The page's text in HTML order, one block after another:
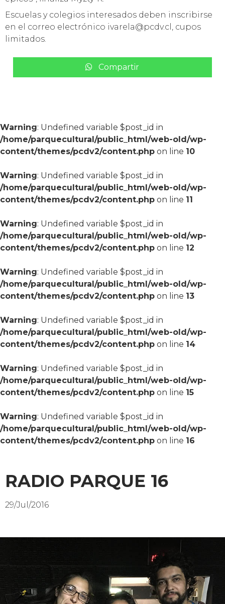
Escuelas y colegios interesados deben inscribirse
en el correo electrónico ivarela@pcdv.cl, cupos
limitados.
Compartir
Warning: Undefined variable $post_id in
/home/parquecultural/public_html/web-old/wp-
content/themes/pcdv2/content.php on line 10
Warning: Undefined variable $post_id in
/home/parquecultural/public_html/web-old/wp-
content/themes/pcdv2/content.php on line 11
Warning: Undefined variable $post_id in
/home/parquecultural/public_html/web-old/wp-
content/themes/pcdv2/content.php on line 12
Warning: Undefined variable $post_id in
/home/parquecultural/public_html/web-old/wp-
content/themes/pcdv2/content.php on line 13
Warning: Undefined variable $post_id in
/home/parquecultural/public_html/web-old/wp-
content/themes/pcdv2/content.php on line 14
Warning: Undefined variable $post_id in
/home/parquecultural/public_html/web-old/wp-
content/themes/pcdv2/content.php on line 15
Warning: Undefined variable $post_id in
/home/parquecultural/public_html/web-old/wp-
content/themes/pcdv2/content.php on line 16
RADIO PARQUE 16
29/Jul/2016